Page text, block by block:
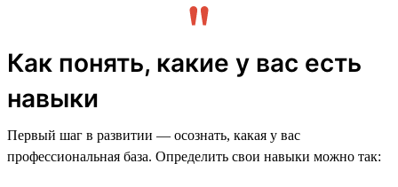
Как понять, какие у вас есть
навыки
Первый шаг в развитии — осознать, какая у вас
профессиональная база. Определить свои навыки можно так: